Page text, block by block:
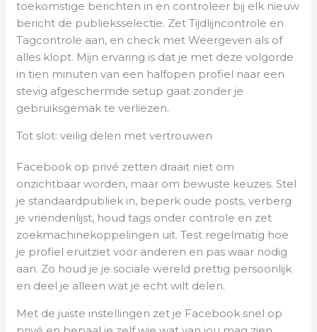
toekomstige berichten in en controleer bij elk nieuw
bericht de publieksselectie. Zet Tijdlijncontrole en
Tagcontrole aan, en check met Weergeven als of
alles klopt. Mijn ervaring is dat je met deze volgorde
in tien minuten van een halfopen profiel naar een
stevig afgeschermde setup gaat zonder je
gebruiksgemak te verliezen.
Tot slot: veilig delen met vertrouwen
Facebook op privé zetten draait niet om
onzichtbaar worden, maar om bewuste keuzes. Stel
je standaardpubliek in, beperk oude posts, verberg
je vriendenlijst, houd tags onder controle en zet
zoekmachinekoppelingen uit. Test regelmatig hoe
je profiel eruitziet voor anderen en pas waar nodig
aan. Zo houd je je sociale wereld prettig persoonlijk
en deel je alleen wat je echt wilt delen.
Met de juiste instellingen zet je Facebook snel op